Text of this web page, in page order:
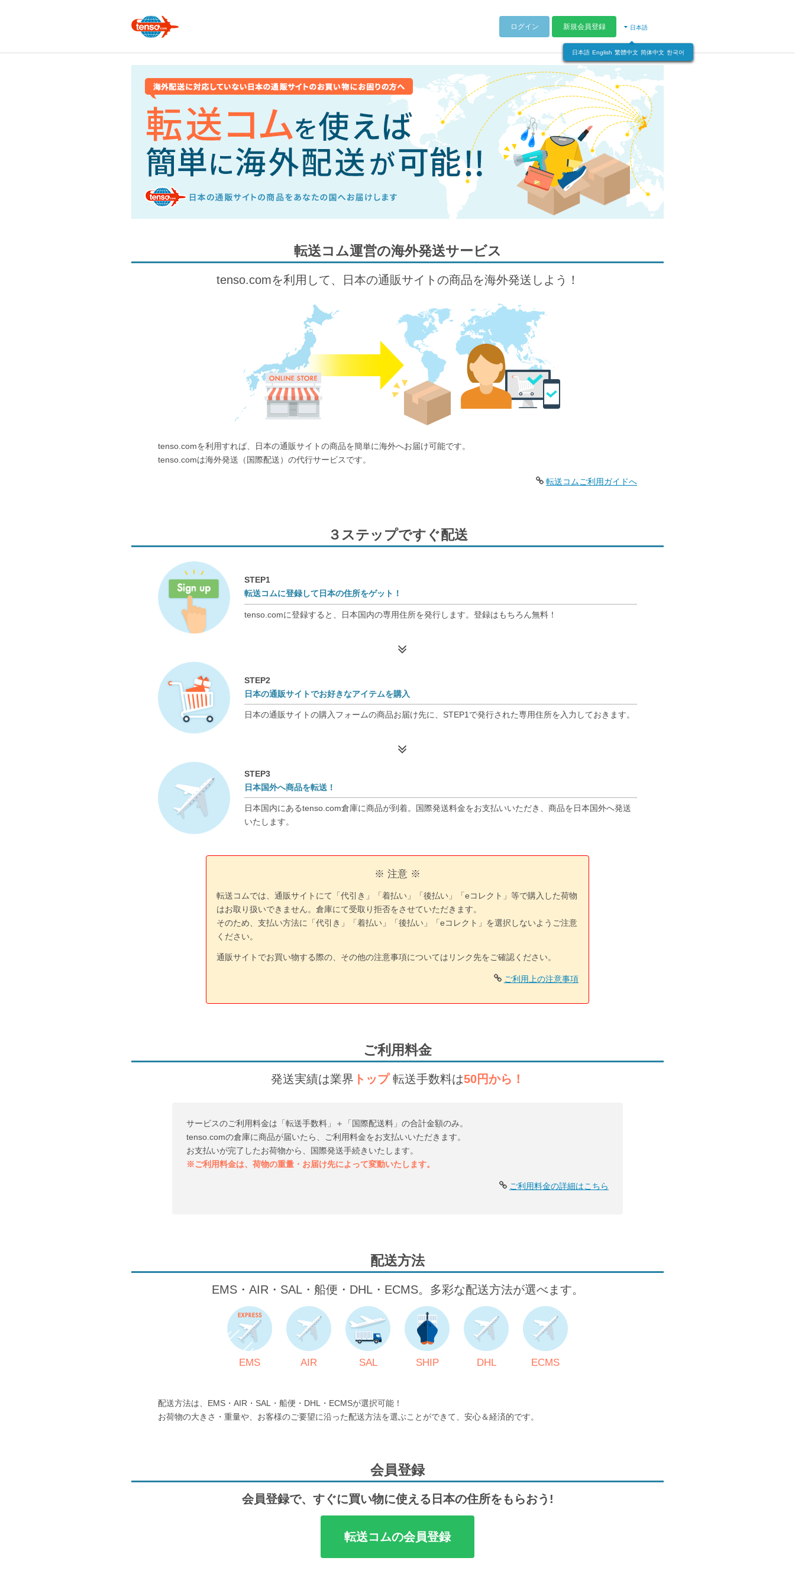
ログイン 新規会員登録 日本語
日本語 English 繁體中文 简体中文 한국어
転送コム運営の海外発送サービス
tenso.comを利用して、日本の通販サイトの商品を海外発送しよう！
tenso.comを利用すれば、日本の通販サイトの商品を簡単に海外へお届け可能です。
tenso.comは海外発送（国際配送）の代行サービスです。
転送コムご利用ガイドへ
３ステップですぐ配送
STEP1
転送コムに登録して日本の住所をゲット！
tenso.comに登録すると、日本国内の専用住所を発行します。登録はもちろん無料！
STEP2
日本の通販サイトでお好きなアイテムを購入
日本の通販サイトの購入フォームの商品お届け先に、STEP1で発行された専用住所を入力しておきます。
STEP3
日本国外へ商品を転送！
日本国内にあるtenso.com倉庫に商品が到着。国際発送料金をお支払いいただき、商品を日本国外へ発送
いたします。
※ 注意 ※
転送コムでは、通販サイトにて「代引き」「着払い」「後払い」「eコレクト」等で購入した荷物
はお取り扱いできません。倉庫にて受取り拒否をさせていただきます。
そのため、支払い方法に「代引き」「着払い」「後払い」「eコレクト」を選択しないようご注意
ください。
通販サイトでお買い物する際の、その他の注意事項についてはリンク先をご確認ください。
ご利用上の注意事項
ご利用料金
発送実績は業界 トップ 転送手数料は50円から！
サービスのご利用料金は「転送手数料」＋「国際配送料」の合計金額のみ。
tenso.comの倉庫に商品が届いたら、ご利用料金をお支払いいただきます。
お支払いが完了したお荷物から、国際発送手続きいたします。
※ご利用料金は、荷物の重量・お届け先によって変動いたします。
ご利用料金の詳細はこちら
配送方法
EMS・AIR・SAL・船便・DHL・ECMS。多彩な配送方法が選べます。
EMS AIR SAL SHIP DHL ECMS
配送方法は、EMS・AIR・SAL・船便・DHL・ECMSが選択可能！
お荷物の大きさ・重量や、お客様のご要望に沿った配送方法を選ぶことができて、安心＆経済的です。
会員登録
会員登録で、すぐに買い物に使える日本の住所をもらおう!
転送コムの会員登録